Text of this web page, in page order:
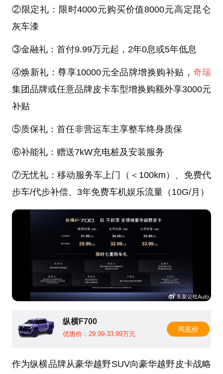
②限定礼：限时4000元购买价值8000元高定昆仑
灰车漆
③金融礼：首付9.99万元起，2年0息或5年低息
④焕新礼：尊享10000元全品牌增换购补贴，奇瑞
集团品牌或任意品牌皮卡车型增换购额外享3000元
补贴
⑤质保礼：首任非营运车主享整车终身质保
⑥补能礼：赠送7kW充电桩及安装服务
⑦无忧礼：移动服务车上门（＜100km）、免费代
步车/代步补偿、3年免费车机娱乐流量（10G/月）
纵横F700
优惠价：29.99-33.99万元
询底价
作为纵横品牌从豪华越野SUV向豪华越野皮卡战略